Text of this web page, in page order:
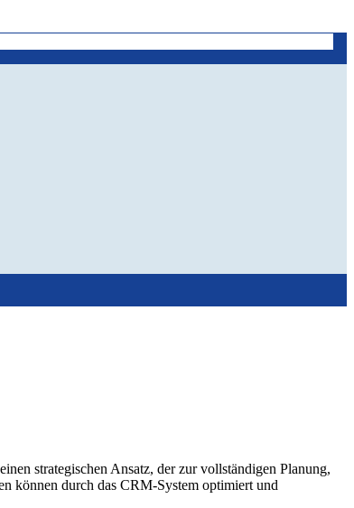
strategischen Ansatz, der zur vollständigen Planung,
können durch das CRM-System optimiert und